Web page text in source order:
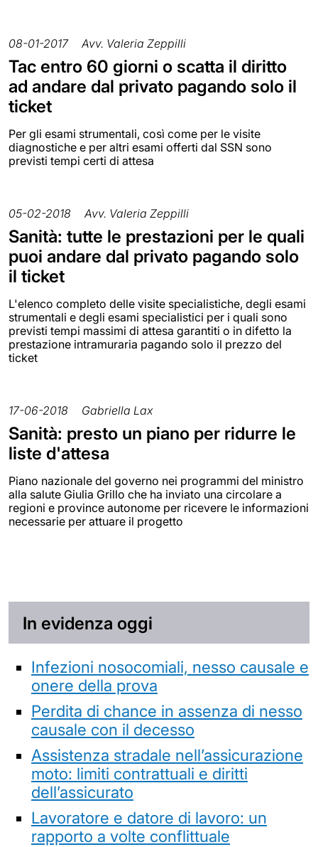
08-01-2017 Avv. Valeria Zeppilli
Tac entro 60 giorni o scatta il diritto
ad andare dal privato pagando solo il
ticket
Per gli esami strumentali, così come per le visite
diagnostiche e per altri esami offerti dal SSN sono
previsti tempi certi di attesa
05-02-2018 Avv. Valeria Zeppilli
Sanità: tutte le prestazioni per le quali
puoi andare dal privato pagando solo
il ticket
L'elenco completo delle visite specialistiche, degli esami
strumentali e degli esami specialistici per i quali sono
previsti tempi massimi di attesa garantiti o in difetto la
prestazione intramuraria pagando solo il prezzo del
ticket
17-06-2018 Gabriella Lax
Sanità: presto un piano per ridurre le
liste d'attesa
Piano nazionale del governo nei programmi del ministro
alla salute Giulia Grillo che ha inviato una circolare a
regioni e province autonome per ricevere le informazioni
necessarie per attuare il progetto
In evidenza oggi
Infezioni nosocomiali, nesso causale e
onere della prova
Perdita di chance in assenza di nesso
causale con il decesso
Assistenza stradale nell’assicurazione
moto: limiti contrattuali e diritti
dell’assicurato
Lavoratore e datore di lavoro: un
rapporto a volte conflittuale